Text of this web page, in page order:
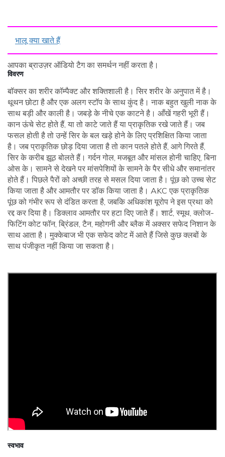
भालू क्या खाते हैं
आपका ब्राउज़र ऑडियो टैग का समर्थन नहीं करता है।
विवरण
बॉक्सर का शरीर कॉम्पैक्ट और शक्तिशाली है। सिर शरीर के अनुपात में है।
थूथन छोटा है और एक अलग स्टॉप के साथ कुंद है। नाक बहुत खुली नाक के
साथ बड़ी और काली है। जबड़े के नीचे एक काटने है। आँखें गहरी भूरी हैं।
कान ऊंचे सेट होते हैं, या तो काटे जाते हैं या प्राकृतिक रखे जाते हैं। जब
फसल होती है तो उन्हें सिर के बल खड़े होने के लिए प्रशिक्षित किया जाता
है। जब प्राकृतिक छोड़ दिया जाता है तो कान पतले होते हैं, आगे गिरते हैं,
सिर के करीब झूठ बोलते हैं। गर्दन गोल, मजबूत और मांसल होनी चाहिए, बिना
ओस के। सामने से देखने पर मांसपेशियों के सामने के पैर सीधे और समानांतर
होते हैं। पिछले पैरों को अच्छी तरह से मसल दिया जाता है। पूंछ को उच्च सेट
किया जाता है और आमतौर पर डॉक किया जाता है। AKC एक प्राकृतिक
पूंछ को गंभीर रूप से दंडित करता है, जबकि अधिकांश यूरोप ने इस प्रथा को
रद्द कर दिया है। डिक्लाव आमतौर पर हटा दिए जाते हैं। शार्ट, स्मूथ, क्लोज-
फिटिंग कोट फॉन, ब्रिंडल, टैन, महोगनी और ब्लैक में अक्सर सफेद निशान के
साथ आता है। मुक्केबाज भी एक सफेद कोट में आते हैं जिसे कुछ क्लबों के
साथ पंजीकृत नहीं किया जा सकता है।
स्वभाव